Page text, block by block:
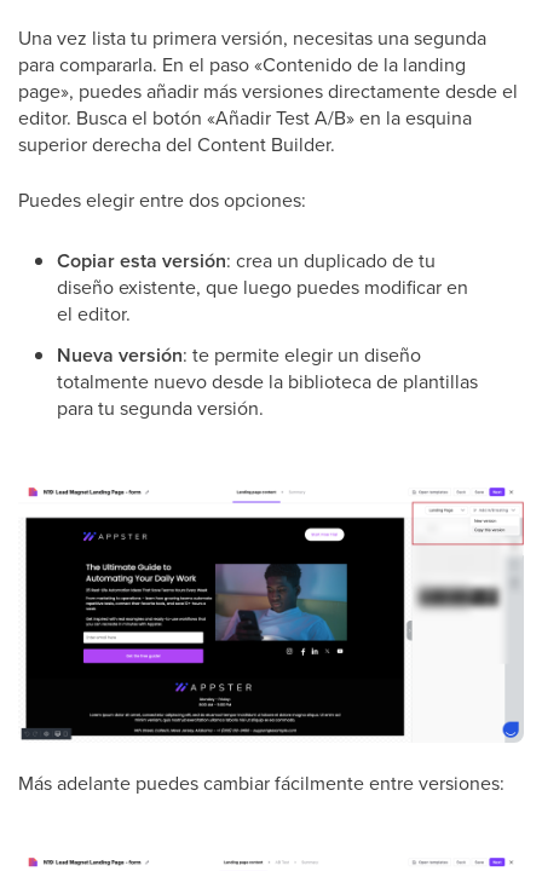
Una vez lista tu primera versión, necesitas una segunda
para compararla. En el paso «Contenido de la landing
page», puedes añadir más versiones directamente desde el
editor. Busca el botón «Añadir Test A/B» en la esquina
superior derecha del Content Builder.
Puedes elegir entre dos opciones:
Copiar esta versión: crea un duplicado de tu
diseño existente, que luego puedes modificar en
el editor.
Nueva versión: te permite elegir un diseño
totalmente nuevo desde la biblioteca de plantillas
para tu segunda versión.
Más adelante puedes cambiar fácilmente entre versiones: